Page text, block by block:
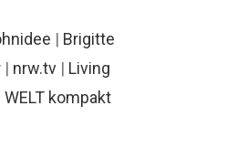
| Brigitte
| nrw.tv | Living
WELT kompakt